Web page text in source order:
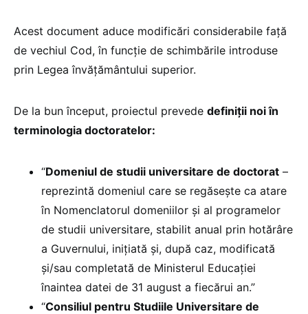
Acest document aduce modificări considerabile față
de vechiul Cod, în funcție de schimbările introduse
prin Legea învățământului superior.
De la bun început, proiectul prevede definiții noi în
terminologia doctoratelor:
“Domeniul de studii universitare de doctorat –
reprezintă domeniul care se regăsește ca atare
în Nomenclatorul domeniilor și al programelor
de studii universitare, stabilit anual prin hotărâre
a Guvernului, inițiată și, după caz, modificată
și/sau completată de Ministerul Educației
înaintea datei de 31 august a fiecărui an.”
“Consiliul pentru Studiile Universitare de